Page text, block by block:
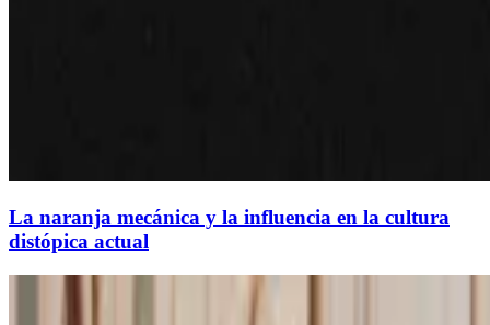
La naranja mecánica y la influencia en la cultura
distópica actual